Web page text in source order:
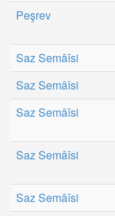
Peşrev
Saz Semâîsi
Saz Semâîsi
Saz Semâîsi
Saz Semâîsi
Saz Semâîsi